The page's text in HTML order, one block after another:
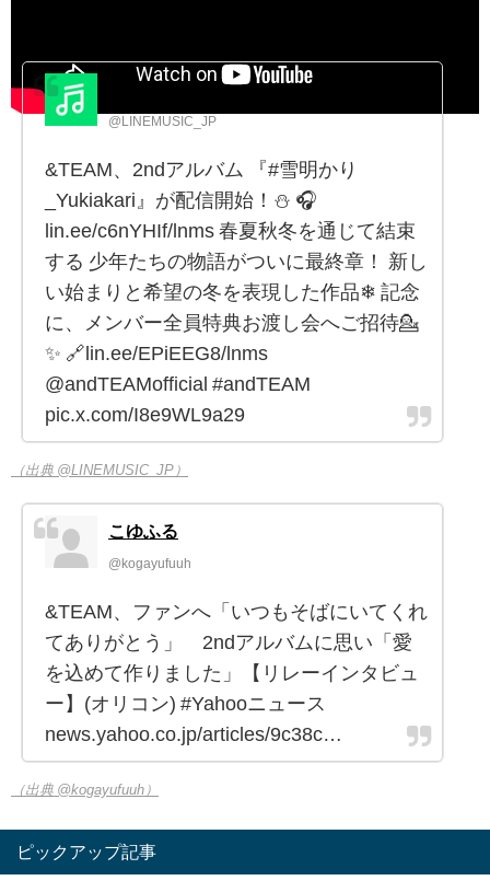
@LINEMUSIC_JP
&TEAM、2ndアルバム 『#雪明かり
_Yukiakari』が配信開始！⛄ 🎧
lin.ee/c6nYHIf/lnms 春夏秋冬を通じて結束
する 少年たちの物語がついに最終章！ 新し
い始まりと希望の冬を表現した作品❄ 記念
に、メンバー全員特典お渡し会へご招待💁
✨ 🔗lin.ee/EPiEEG8/lnms
@andTEAMofficial #andTEAM
pic.x.com/I8e9WL9a29
（出典 @LINEMUSIC_JP）
こゆふる
@kogayufuuh
&TEAM、ファンへ「いつもそばにいてくれ
てありがとう」 2ndアルバムに思い「愛
を込めて作りました」【リレーインタビュ
ー】(オリコン) #Yahooニュース
news.yahoo.co.jp/articles/9c38c…
（出典 @kogayufuuh）
ピックアップ記事